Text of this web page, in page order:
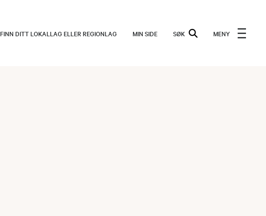
FINN DITT LOKALLAG ELLER REGIONLAG MIN SIDE SØK MENY